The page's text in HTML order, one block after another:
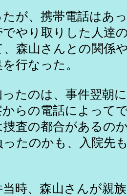
が、携帯電話はあ
やり取りした人達
、森山さんとの関係
行なった。
たのは、事件翌朝
らの電話によって
査の都合があるの
たのかも、入院先
時、森山さんが親